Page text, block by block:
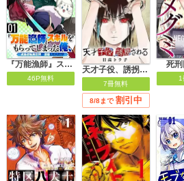
『万能漁師』スキルをもらってしまった俺、貞操逆転異世界に漂着したんだが
46P無料
天才子役、誘拐される【分冊版】
7冊無料
8/8まで 割引中
死刑
1